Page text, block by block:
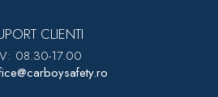
CLIENTI
V: 08.30-17.00